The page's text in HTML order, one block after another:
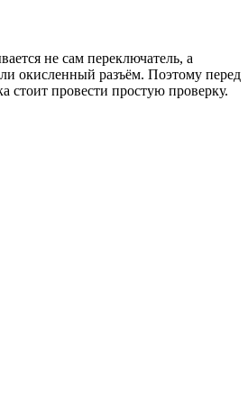
не сам переключатель, а
окисленный разъём. Поэтому перед
стоит провести простую проверку.